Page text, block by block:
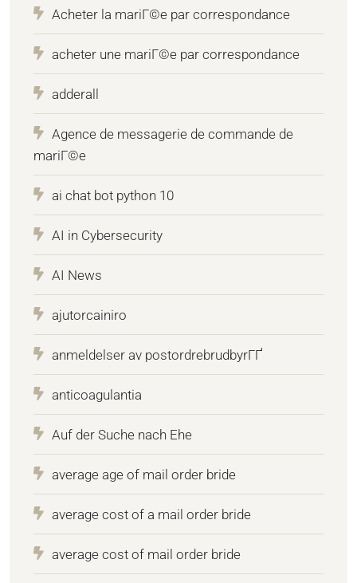
Acheter la mariГ©e par correspondance
acheter une mariГ©e par correspondance
adderall
Agence de messagerie de commande de
mariГ©e
ai chat bot python 10
AI in Cybersecurity
AI News
ajutorcainiro
anmeldelser av postordrebrudbyrГҐ
anticoagulantia
Auf der Suche nach Ehe
average age of mail order bride
average cost of a mail order bride
average cost of mail order bride